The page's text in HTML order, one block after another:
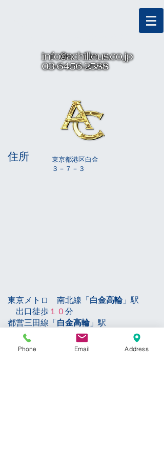
住所
東京都港区白金
３－７－３
東京メトロ 南北線「白金高輪」駅
出口徒歩 １０分
都営三田線「白金高輪」駅
面出口より徒歩
１０
Phone Email Address